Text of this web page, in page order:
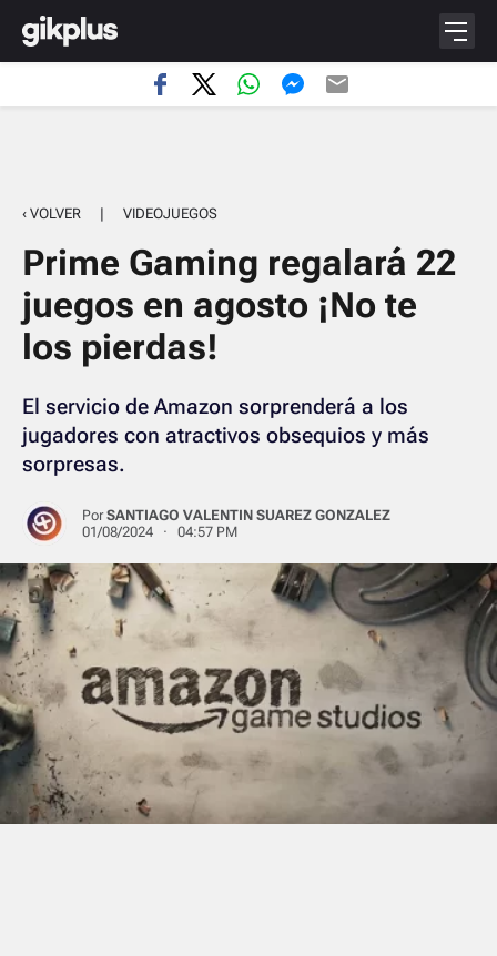
‹ VOLVER | VIDEOJUEGOS
Prime Gaming regalará 22
juegos en agosto ¡No te
los pierdas!
El servicio de Amazon sorprenderá a los
jugadores con atractivos obsequios y más
sorpresas.
PorSANTIAGO VALENTIN SUAREZ GONZALEZ
01/08/2024 · 04:57 PM